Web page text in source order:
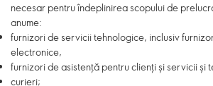
necesar pentru îndeplinirea scopului de
anume:
furnizori de servicii tehnologice, inclusiv
electronice,
furnizori de asistență pentru clienți și servicii și
curieri;